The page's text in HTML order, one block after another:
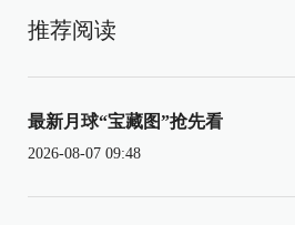
推荐阅读
最新月球“宝藏图”抢先看
2026-08-07 09:48